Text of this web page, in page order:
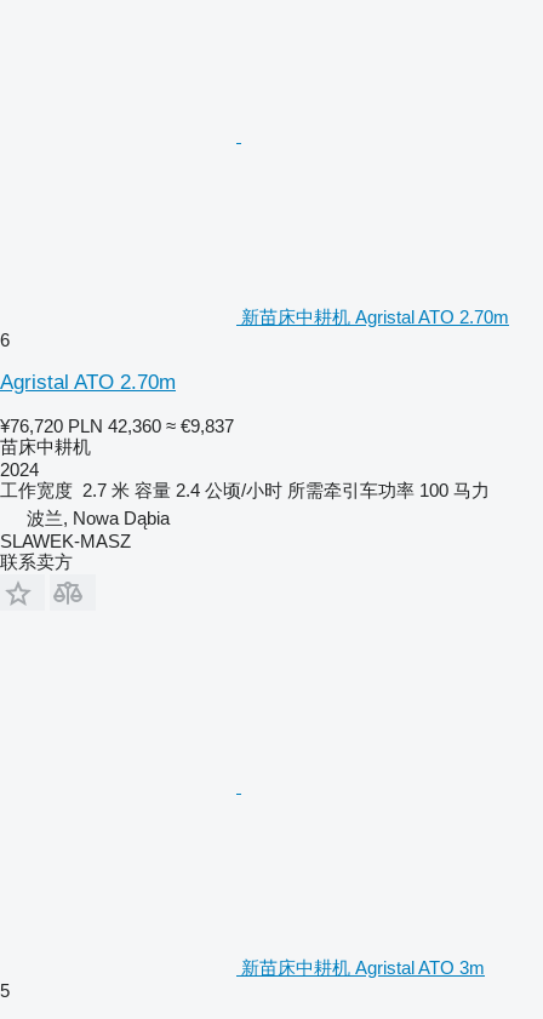
新苗床中耕机 Agristal ATO 2.70m
6
Agristal ATO 2.70m
¥76,720 PLN 42,360 ≈ €9,837
苗床中耕机
2024
工作宽度 2.7 米 容量 2.4 公顷/小时 所需牵引车功率 100 马力
波兰, Nowa Dąbia
SLAWEK-MASZ
联系卖方
新苗床中耕机 Agristal ATO 3m
5